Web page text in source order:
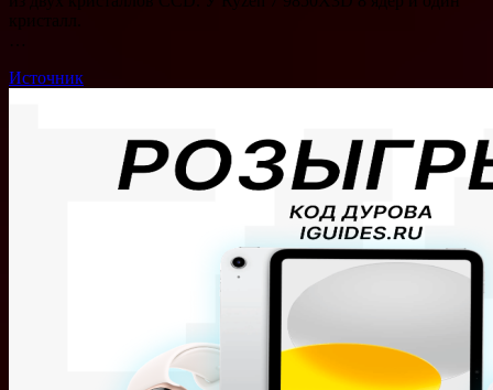
кристалл.
Источник